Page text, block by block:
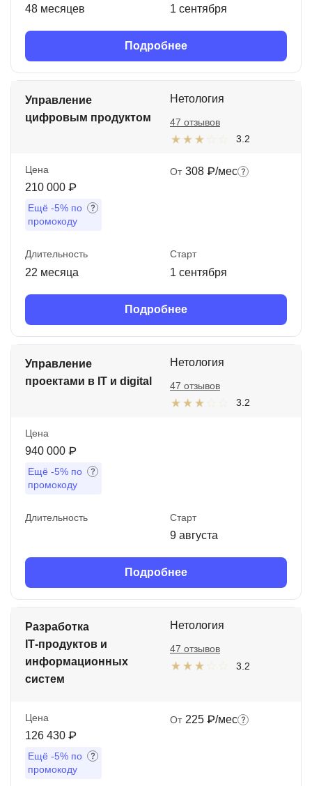
48 месяцев 1 сентября
Подробнее
Управление
цифровым продуктом
Нетология
3.2
47 отзывов
Цена
210 000 ₽
Ещё -5% по
промокоду
От 308 ₽/мес
Длительность
22 месяца
Старт
1 сентября
Подробнее
Управление
проектами в IT и digital
Нетология
3.2
47 отзывов
Цена
940 000 ₽
Ещё -5% по
промокоду
Длительность Старт
9 августа
Подробнее
Разработка
IT‑продуктов и
информационных
систем
Нетология
3.2
47 отзывов
Цена
126 430 ₽
Ещё -5% по
промокоду
От 225 ₽/мес